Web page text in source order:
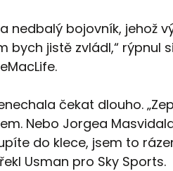
nedbalý bojovník, jehož
bych jistě zvládl,“ rýpnul
čekat dlouho.
Nebo Jorgea
do klece, jsem to
Usman pro Sky Sports.